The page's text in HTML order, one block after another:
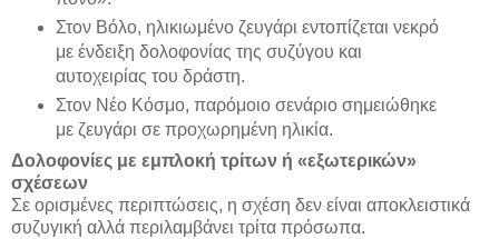
Στον Βόλο, ηλικιωμένο ζευγάρι εντοπίζεται νεκρό
με ένδειξη δολοφονίας της συζύγου και
αυτοχειρίας του δράστη.
Στον Νέο Κόσμο, παρόμοιο σενάριο σημειώθηκε
με ζευγάρι σε προχωρημένη ηλικία.
Δολοφονίες με εμπλοκή τρίτων ή «εξωτερικών»
σχέσεων
Σε ορισμένες περιπτώσεις, η σχέση δεν είναι αποκλειστικά
συζυγική αλλά περιλαμβάνει τρίτα πρόσωπα.